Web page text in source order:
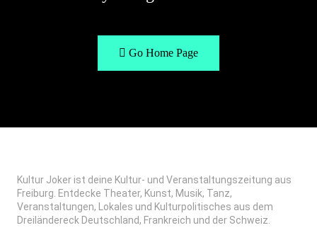
Go Home Page
Kultur Joker ist deine Kultur- und Veranstaltungszeitung aus
Freiburg. Entdecke Theater, Kunst, Musik, Tanz,
Veranstaltungen, Lokales und Kulturpolitisches aus dem
Dreiländereck Deutschland, Frankreich und der Schweiz.